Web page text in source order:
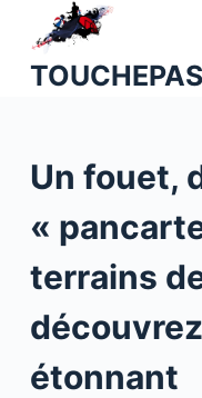
u
o
e
Un fouet,
«
terrains
étonnant